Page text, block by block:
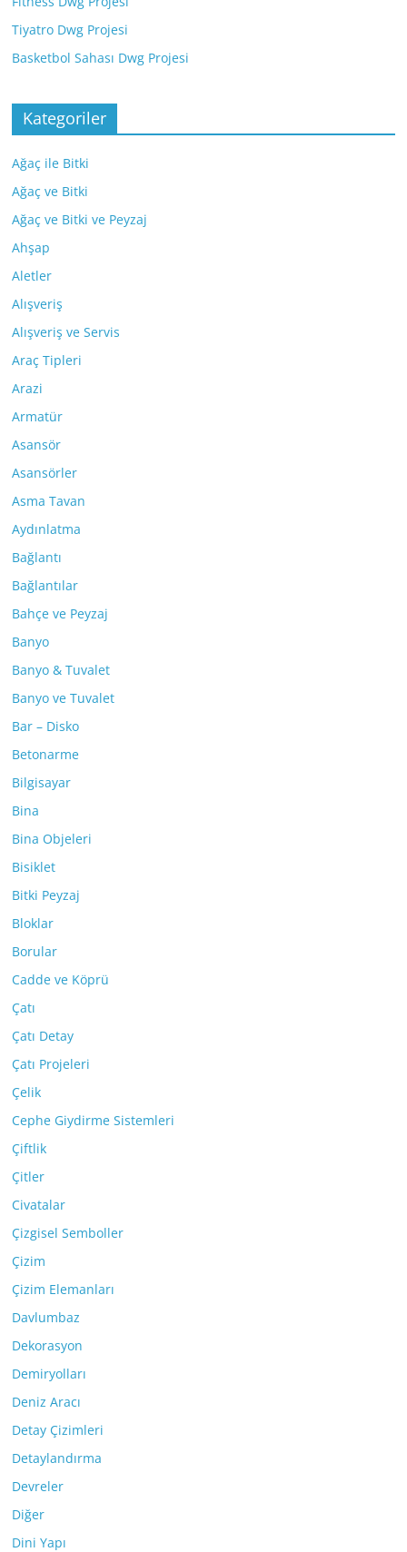
Tiyatro Dwg Projesi
Basketbol Sahası Dwg Projesi
Kategoriler
Ağaç ile Bitki
Ağaç ve Bitki
Ağaç ve Bitki ve Peyzaj
Ahşap
Aletler
Alışveriş
Alışveriş ve Servis
Araç Tipleri
Arazi
Armatür
Asansör
Asansörler
Asma Tavan
Aydınlatma
Bağlantı
Bağlantılar
Bahçe ve Peyzaj
Banyo
Banyo & Tuvalet
Banyo ve Tuvalet
Bar – Disko
Betonarme
Bilgisayar
Bina
Bina Objeleri
Bisiklet
Bitki Peyzaj
Bloklar
Borular
Cadde ve Köprü
Çatı
Çatı Detay
Çatı Projeleri
Çelik
Cephe Giydirme Sistemleri
Çiftlik
Çitler
Civatalar
Çizgisel Semboller
Çizim
Çizim Elemanları
Davlumbaz
Dekorasyon
Demiryolları
Deniz Aracı
Detay Çizimleri
Detaylandırma
Devreler
Diğer
Dini Yapı